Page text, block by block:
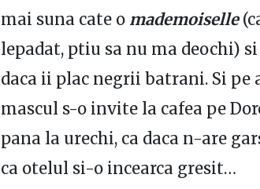
mai suna cate o mademoiselle
lepadat, ptiu sa nu ma deochi)
daca ii plac negrii batrani. Si pe
mascul s-o invite la cafea pe
pana la urechi, ca daca n-are
ca otelul si-o incearca gresit…